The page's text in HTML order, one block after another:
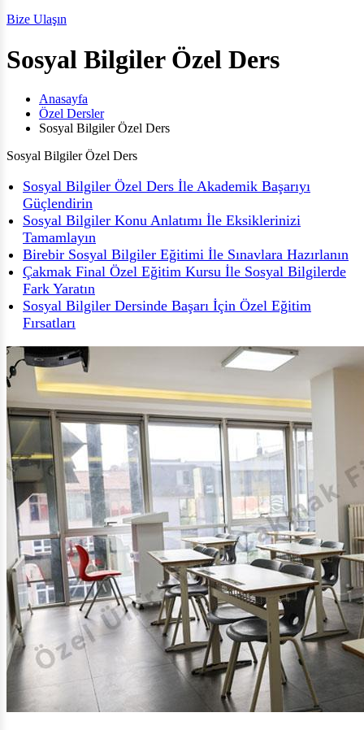
Bize Ulaşın
Sosyal Bilgiler Özel Ders
Anasayfa
Özel Dersler
Sosyal Bilgiler Özel Ders
Sosyal Bilgiler Özel Ders
Sosyal Bilgiler Özel Ders İle Akademik Başarıyı
Güçlendirin
Sosyal Bilgiler Konu Anlatımı İle Eksiklerinizi
Tamamlayın
Birebir Sosyal Bilgiler Eğitimi İle Sınavlara Hazırlanın
Çakmak Final Özel Eğitim Kursu İle Sosyal Bilgilerde
Fark Yaratın
Sosyal Bilgiler Dersinde Başarı İçin Özel Eğitim
Fırsatları